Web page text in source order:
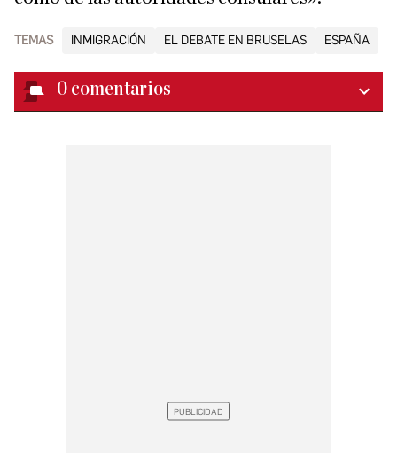
TEMAS INMIGRACIÓN EL DEBATE EN BRUSELAS ESPAÑA
0 comentarios